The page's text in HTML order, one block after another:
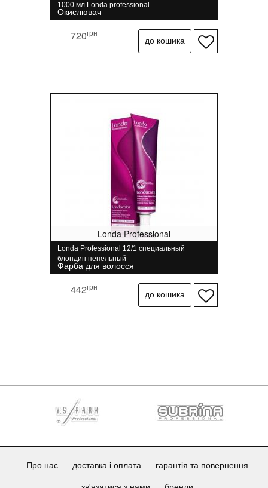
1000 мл Londa professional
Окислювач
720грн
Londa Professional
Londa Professional 12/1 специальный
блондин пепельный
Фарба для волосся
442грн
Про нас доставка і оплата гарантія та повернення